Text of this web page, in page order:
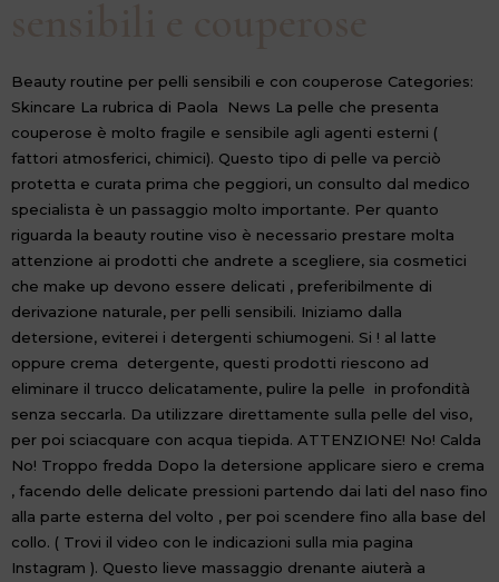
Beauty routine per pelli sensibili e con couperose Categories:
Skincare La rubrica di Paola News La pelle che presenta
couperose è molto fragile e sensibile agli agenti esterni (
fattori atmosferici, chimici). Questo tipo di pelle va perciò
protetta e curata prima che peggiori, un consulto dal medico
specialista è un passaggio molto importante. Per quanto
riguarda la beauty routine viso è necessario prestare molta
attenzione ai prodotti che andrete a scegliere, sia cosmetici
che make up devono essere delicati , preferibilmente di
derivazione naturale, per pelli sensibili. Iniziamo dalla
detersione, eviterei i detergenti schiumogeni. Si ! al latte
oppure crema detergente, questi prodotti riescono ad
eliminare il trucco delicatamente, pulire la pelle in profondità
senza seccarla. Da utilizzare direttamente sulla pelle del viso,
per poi sciacquare con acqua tiepida. ATTENZIONE! No! Calda
No! Troppo fredda Dopo la detersione applicare siero e crema
, facendo delle delicate pressioni partendo dai lati del naso fino
alla parte esterna del volto , per poi scendere fino alla base del
collo. ( Trovi il video con le indicazioni sulla mia pagina
Instagram ). Questo lieve massaggio drenante aiuterà a